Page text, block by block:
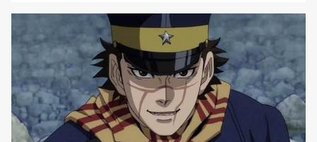
stato però imprevedibile e molto deleterio, scombinando
completamente i piani della compagnia. Ciò ha portato a
un rinvio di diversi anime. Tra i coinvolti [']